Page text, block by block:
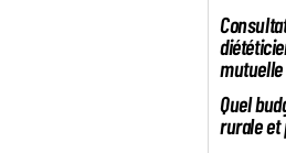
mutuelle
Quel
rurale et